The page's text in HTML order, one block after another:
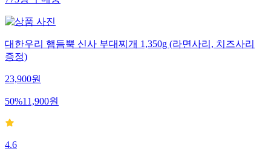
대한우리 햄듬뿍 신사 부대찌개 1,350g (라면사리, 치즈사리
증정)
23,900원
50%11,900원
4.6